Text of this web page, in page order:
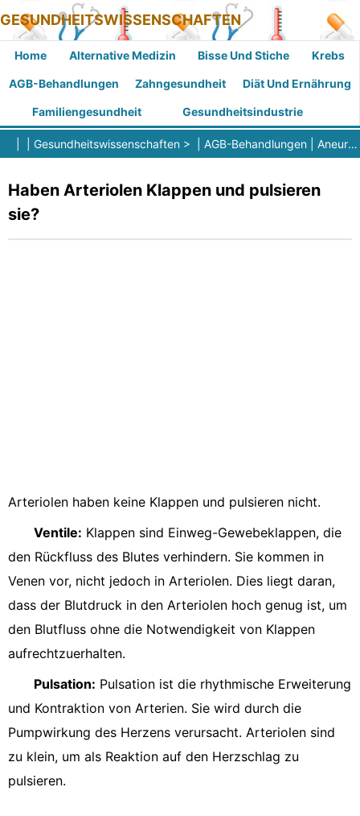
GESUNDHEITSWISSENSCHAFTEN
Home Alternative Medizin Bisse Und Stiche Krebs
AGB-Behandlungen Zahngesundheit Diät Und Ernährung
Familiengesundheit Gesundheitsindustrie
Gesundheitswissenschaften > | AGB-Behandlungen Aneurysma
Haben Arteriolen Klappen und pulsieren
sie?
Arteriolen haben keine Klappen und pulsieren nicht.
Ventile: Klappen sind Einweg-Gewebeklappen, die
den Rückfluss des Blutes verhindern. Sie kommen in
Venen vor, nicht jedoch in Arteriolen. Dies liegt daran,
dass der Blutdruck in den Arteriolen hoch genug ist, um
den Blutfluss ohne die Notwendigkeit von Klappen
aufrechtzuerhalten.
Pulsation: Pulsation ist die rhythmische Erweiterung
und Kontraktion von Arterien. Sie wird durch die
Pumpwirkung des Herzens verursacht. Arteriolen sind
zu klein, um als Reaktion auf den Herzschlag zu
pulsieren.